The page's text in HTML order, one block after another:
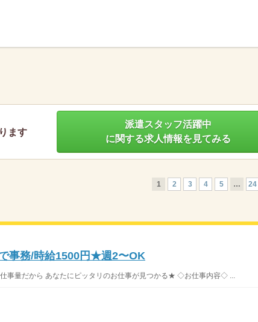
ます
派遣スタッフ活躍中
に関する求人情報を見てみる
1 2 3 4 5 … 24
事務/時給1500円★週2〜OK
事量だから あなたにピッタリのお仕事が見つかる★ ◇お仕事内容◇ ...